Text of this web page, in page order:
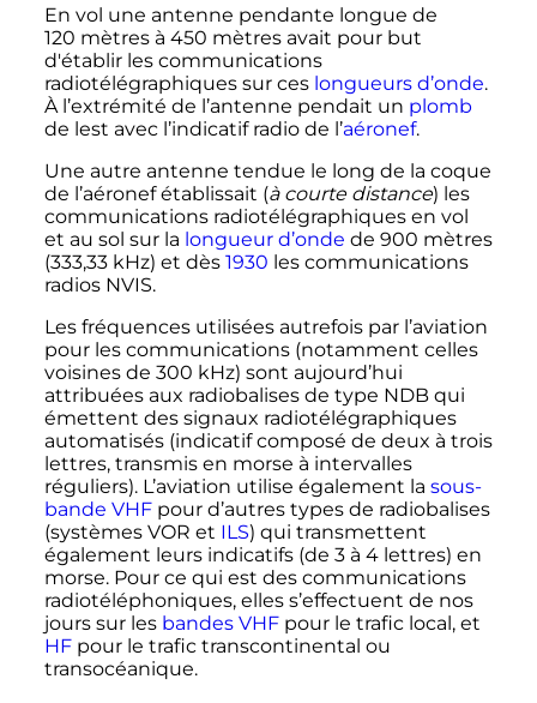
En vol une antenne pendante longue de
120 mètresà 450 mètresavait pour but
d'établir les communications
radiotélégraphiques sur ces longueurs d’onde.
À l’extrémité de l’antenne pendait un plomb
de lest avec l’indicatif radio de l’aéronef.
Une autre antenne tendue le long de la coque
de l’aéronef établissait (à courte distance) les
communications radiotélégraphiques en vol
et au sol sur la longueur d’onde de 900 mètres
(333,33 kHz) et dès 1930 les communications
radios NVIS.
Les fréquences utilisées autrefois par l’aviation
pour les communications (notamment celles
voisines de 300 kHz) sont aujourd’hui
attribuées aux radiobalises de type NDB qui
émettent des signaux radiotélégraphiques
automatisés (indicatif composé de deux à trois
lettres, transmis en morse à intervalles
réguliers). L’aviation utilise également la sous-
bande VHFpour d’autres types de radiobalises
(systèmes VOR et ILS) qui transmettent
également leurs indicatifs (de 3 à 4 lettres) en
morse. Pour ce qui est des communications
radiotéléphoniques, elles s’effectuent de nos
jours sur les bandes VHFpour le trafic local, et
HFpour le trafic transcontinental ou
transocéanique.